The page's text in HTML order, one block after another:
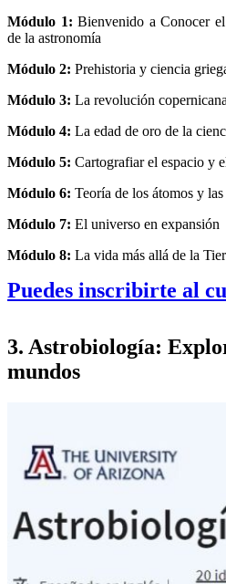
Módulo 1: Bienvenido a Conocer
de la astronomía
Módulo 2: Prehistoria y ciencia
Módulo 3: La revolución copernicana
Módulo 4: La edad de oro de la
Módulo 5: Cartografiar el espacio y
Módulo 6: Teoría de los átomos y las
Módulo 7: El universo en expansión
Módulo 8: La vida más allá de la
Puedes inscribirte al
3. Astrobiología:
mundos